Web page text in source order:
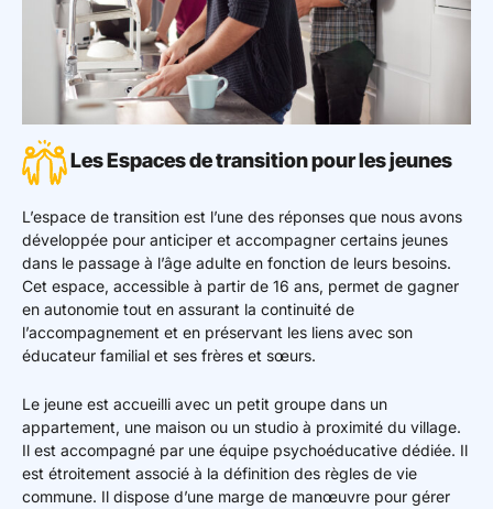
Les Espaces de transition pour les jeunes
L’espace de transition est l’une des réponses que nous avons
développée pour anticiper et accompagner certains jeunes
dans le passage à l’âge adulte en fonction de leurs besoins.
Cet espace, accessible à partir de 16 ans, permet de gagner
en autonomie tout en assurant la continuité de
l’accompagnement et en préservant les liens avec son
éducateur familial et ses frères et sœurs.
Le jeune est accueilli avec un petit groupe dans un
appartement, une maison ou un studio à proximité du village.
Il est accompagné par une équipe psychoéducative dédiée. Il
est étroitement associé à la définition des règles de vie
commune. Il dispose d’une marge de manœuvre pour gérer